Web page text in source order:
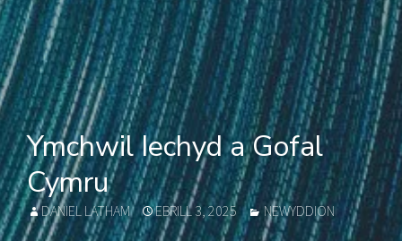
Ymchwil Iechyd a Gofal
Cymru
AUTHOR
DANIEL LATHAM
POSTED
ON
EBRILL 3, 2025 CATEGORIES
NEWYDDION